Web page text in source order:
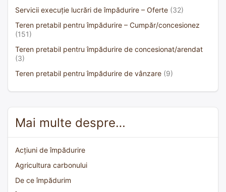
Servicii execuție lucrări de împădurire – Oferte (32)
Teren pretabil pentru împădurire – Cumpăr/concesionez
(151)
Teren pretabil pentru împădurire de concesionat/arendat
(3)
Teren pretabil pentru împădurire de vânzare (9)
Mai multe despre…
Acțiuni de împădurire
Agricultura carbonului
De ce împădurim